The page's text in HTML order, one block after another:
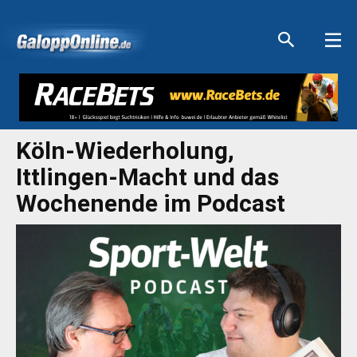
Köln-Wiederholung,
Ittlingen-Macht und das
Wochenende im Podcast